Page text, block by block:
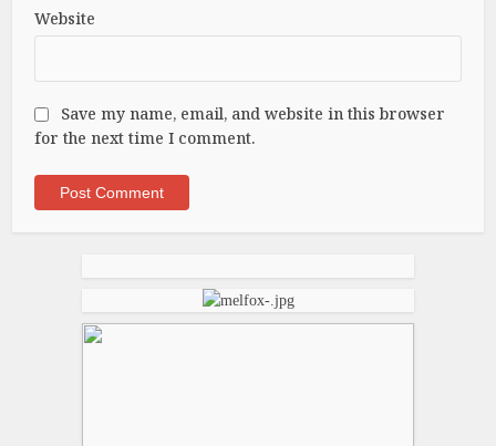
Website
Save my name, email, and website in this browser
for the next time I comment.